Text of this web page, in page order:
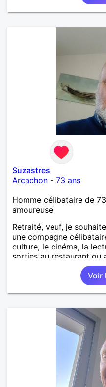
Suzastres
Arcachon - 73 ans
Homme célibataire de
amoureuse
Retraité, veuf, je
une compagne
culture, le cinéma, la
sorties au restaurant ou
Voir